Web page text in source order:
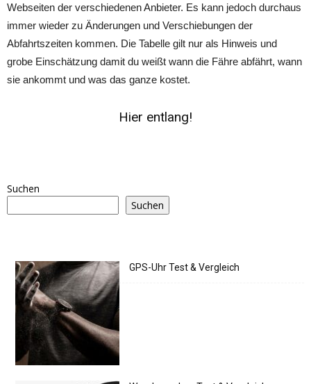
Webseiten der verschiedenen Anbieter. Es kann jedoch durchaus
immer wieder zu Änderungen und Verschiebungen der
Abfahrtszeiten kommen. Die Tabelle gilt nur als Hinweis und
grobe Einschätzung damit du weißt wann die Fähre abfährt, wann
sie ankommt und was das ganze kostet.
Hier entlang!
Suchen
Suchen
GPS-Uhr Test & Vergleich